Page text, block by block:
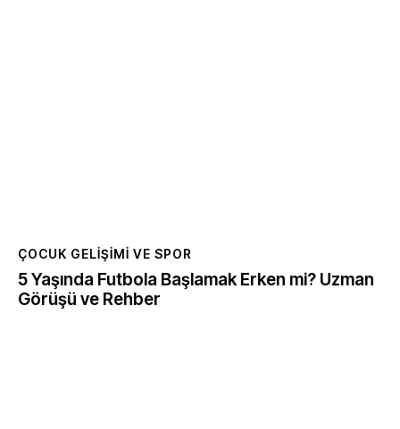
ÇOCUK GELIŞIMI VE SPOR
5 Yaşında Futbola Başlamak Erken mi? Uzman
Görüşü ve Rehber